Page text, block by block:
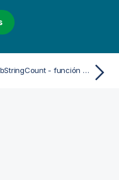
SubStringCount - función de script y de gráfico